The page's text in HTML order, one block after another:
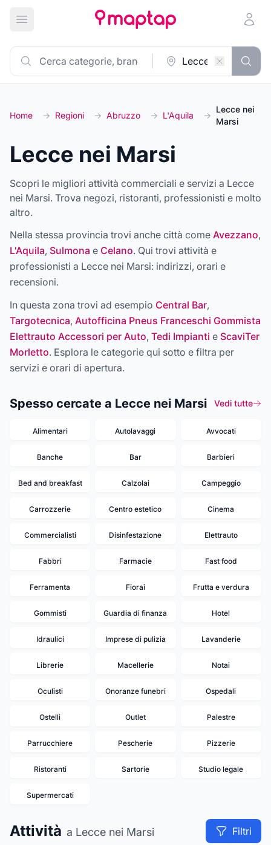
Apri menu principale
Home → Regioni → Abruzzo → L'Aquila →
Lecce nei
Marsi
Lecce nei Marsi
Scopri le migliori attività commerciali e servizi a Lecce
nei Marsi. Trova negozi, ristoranti, professionisti e molto
altro.
Nella stessa provincia trovi anche città come Avezzano,
L'Aquila, Sulmona e Celano. Qui trovi attività e
professionisti a Lecce nei Marsi: indirizzi, orari e
recensioni.
In questa zona trovi ad esempio Central Bar,
Targotecnica, Autofficina Pneus Franceschi Gommista
Elettrauto Accessori per Auto, Tedi Impianti e ScaviTer
Morletto. Esplora le categorie qui sotto e filtra per
servizi e orari di apertura.
Spesso cercate a Lecce nei Marsi Vedi tutte
Alimentari Autolavaggi Avvocati
Banche Bar Barbieri
Bed and breakfast Calzolai Campeggio
Carrozzerie Centro estetico Cinema
Commercialisti Disinfestazione Elettrauto
Fabbri Farmacie Fast food
Ferramenta Fiorai Frutta e verdura
Gommisti Guardia di finanza Hotel
Idraulici Imprese di pulizia Lavanderie
Librerie Macellerie Notai
Oculisti Onoranze funebri Ospedali
Ostelli Outlet Palestre
Parrucchiere Pescherie Pizzerie
Ristoranti Sartorie Studio legale
Supermercati
Attività a Lecce nei Marsi Filtri